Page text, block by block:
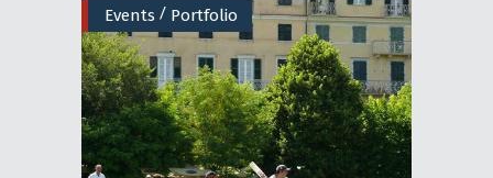
Events / Portfolio